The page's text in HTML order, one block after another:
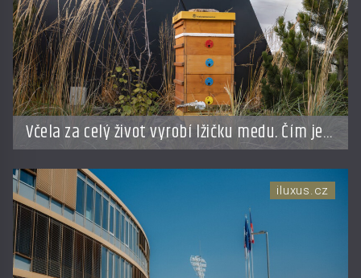
Včela za celý život vyrobí lžičku medu. Čím je
pražský med ze střech tak ceněný?
iluxus.cz